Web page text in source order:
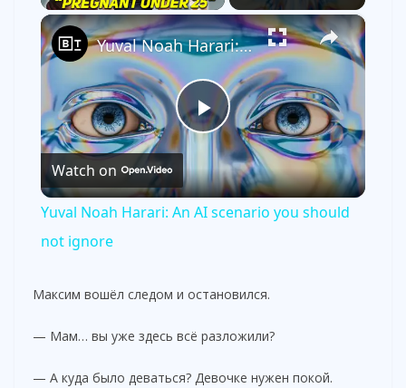
×
P
l
y
V
Yuval Noah Harari: An AI scenario you should not ignore
Watch on
Yuval Noah Harari: An AI scenario you should
not ignore
Максим вошёл следом и остановился.
— Мам… вы уже здесь всё разложили?
— А куда было деваться? Девочке нужен покой.